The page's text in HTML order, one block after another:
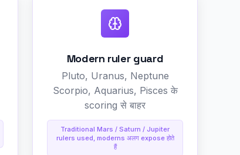
Modern ruler guard
Pluto, Uranus, Neptune
Scorpio, Aquarius, Pisces के
scoring से बाहर
Traditional Mars / Saturn / Jupiter
rulers used, moderns अलग expose होते
हैं